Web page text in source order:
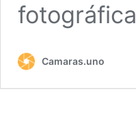
fotográfica
Camaras.uno